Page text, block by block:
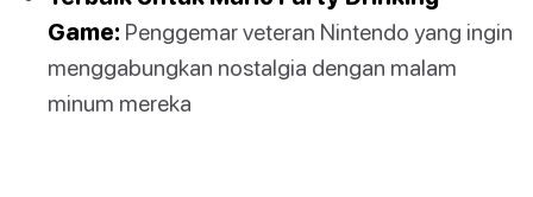
Game: Penggemar veteran Nintendo yang ingin
menggabungkan nostalgia dengan malam
minum mereka